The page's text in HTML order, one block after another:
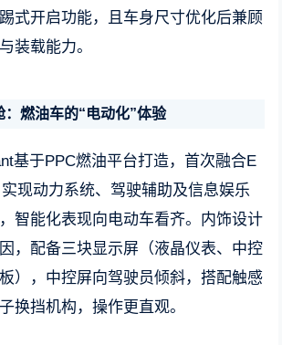
式开启功能，且车身尺寸优化后兼顾
装载能力。
：燃油车的“电动化”体验
基于PPC燃油平台打造，首次融合E
现动力系统、驾驶辅助及信息娱乐
智能化表现向电动车看齐。内饰设计
，配备三块显示屏（液晶仪表、中控
），中控屏向驾驶员倾斜，搭配触感
换挡机构，操作更直观。